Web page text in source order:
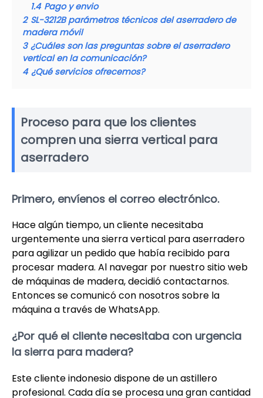
1.4 Pago y envio
2 SL-3212B parámetros técnicos del aserradero de
madera móvil
3 ¿Cuáles son las preguntas sobre el aserradero
vertical en la comunicación?
4 ¿Qué servicios ofrecemos?
Proceso para que los clientes
compren una sierra vertical para
aserradero
Primero, envíenos el correo electrónico.
Hace algún tiempo, un cliente necesitaba
urgentemente una sierra vertical para aserradero
para agilizar un pedido que había recibido para
procesar madera. Al navegar por nuestro sitio web
de máquinas de madera, decidió contactarnos.
Entonces se comunicó con nosotros sobre la
máquina a través de WhatsApp.
¿Por qué el cliente necesitaba con urgencia
la sierra para madera?
Este cliente indonesio dispone de un astillero
profesional. Cada día se procesa una gran cantidad